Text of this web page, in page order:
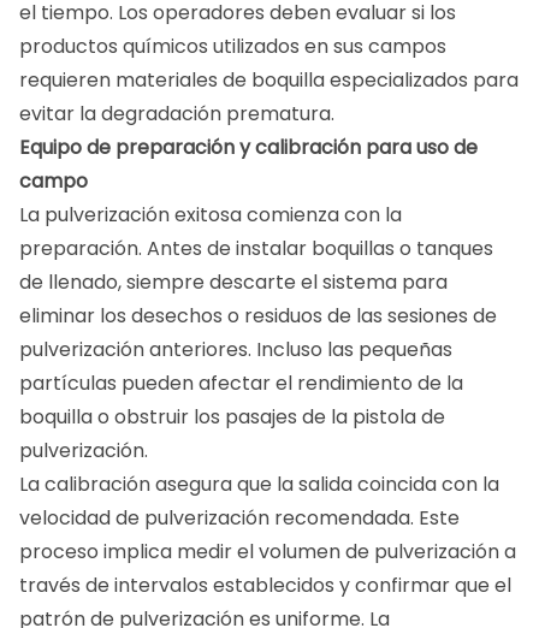
el tiempo. Los operadores deben evaluar si los
productos químicos utilizados en sus campos
requieren materiales de boquilla especializados para
evitar la degradación prematura.
Equipo de preparación y calibración para uso de
campo
La pulverización exitosa comienza con la
preparación. Antes de instalar boquillas o tanques
de llenado, siempre descarte el sistema para
eliminar los desechos o residuos de las sesiones de
pulverización anteriores. Incluso las pequeñas
partículas pueden afectar el rendimiento de la
boquilla o obstruir los pasajes de la pistola de
pulverización.
La calibración asegura que la salida coincida con la
velocidad de pulverización recomendada. Este
proceso implica medir el volumen de pulverización a
través de intervalos establecidos y confirmar que el
patrón de pulverización es uniforme. La